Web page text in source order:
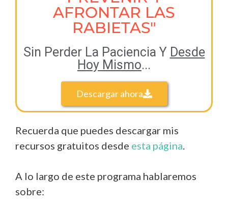
AFRONTAR LAS
RABIETAS"
Sin Perder La Paciencia Y Desde
Hoy Mismo...
Descargar ahora
Recuerda que puedes descargar mis
recursos gratuitos desde esta página.
A lo largo de este programa hablaremos
sobre: